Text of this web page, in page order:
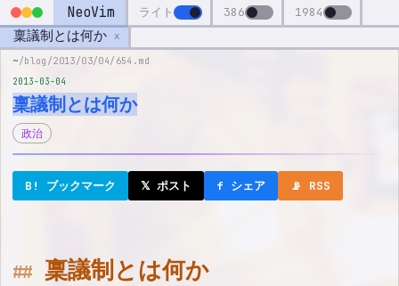
NeoVim ライト 386 1984
稟議制とは何か x
~/blog/2013/03/04/654.md
2013-03-04
稟議制とは何か
政治
B! ブックマーク 𝕏 ポスト f シェア 📡 RSS
稟議制とは何か